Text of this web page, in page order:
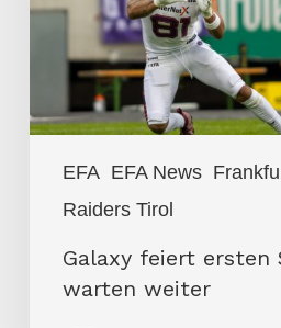
EFA EFA News
Raiders Tirol
warten
Galaxy feiert ersten
warten weiter